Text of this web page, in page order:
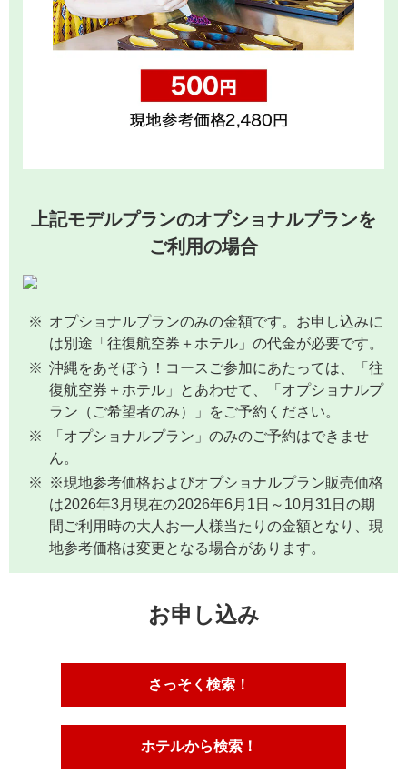
上記モデルプランのオプショナルプランを
ご利用の場合
オプショナルプランのみの金額です。お申し込みに
は別途「往復航空券＋ホテル」の代金が必要です。
沖縄をあそぼう！コースご参加にあたっては、「往
復航空券＋ホテル」とあわせて、「オプショナルプ
ラン（ご希望者のみ）」をご予約ください。
「オプショナルプラン」のみのご予約はできませ
ん。
※現地参考価格およびオプショナルプラン販売価格
は2026年3月現在の2026年6月1日～10月31日の期
間ご利用時の大人お一人様当たりの金額となり、現
地参考価格は変更となる場合があります。
お申し込み
さっそく検索！
ホテルから検索！